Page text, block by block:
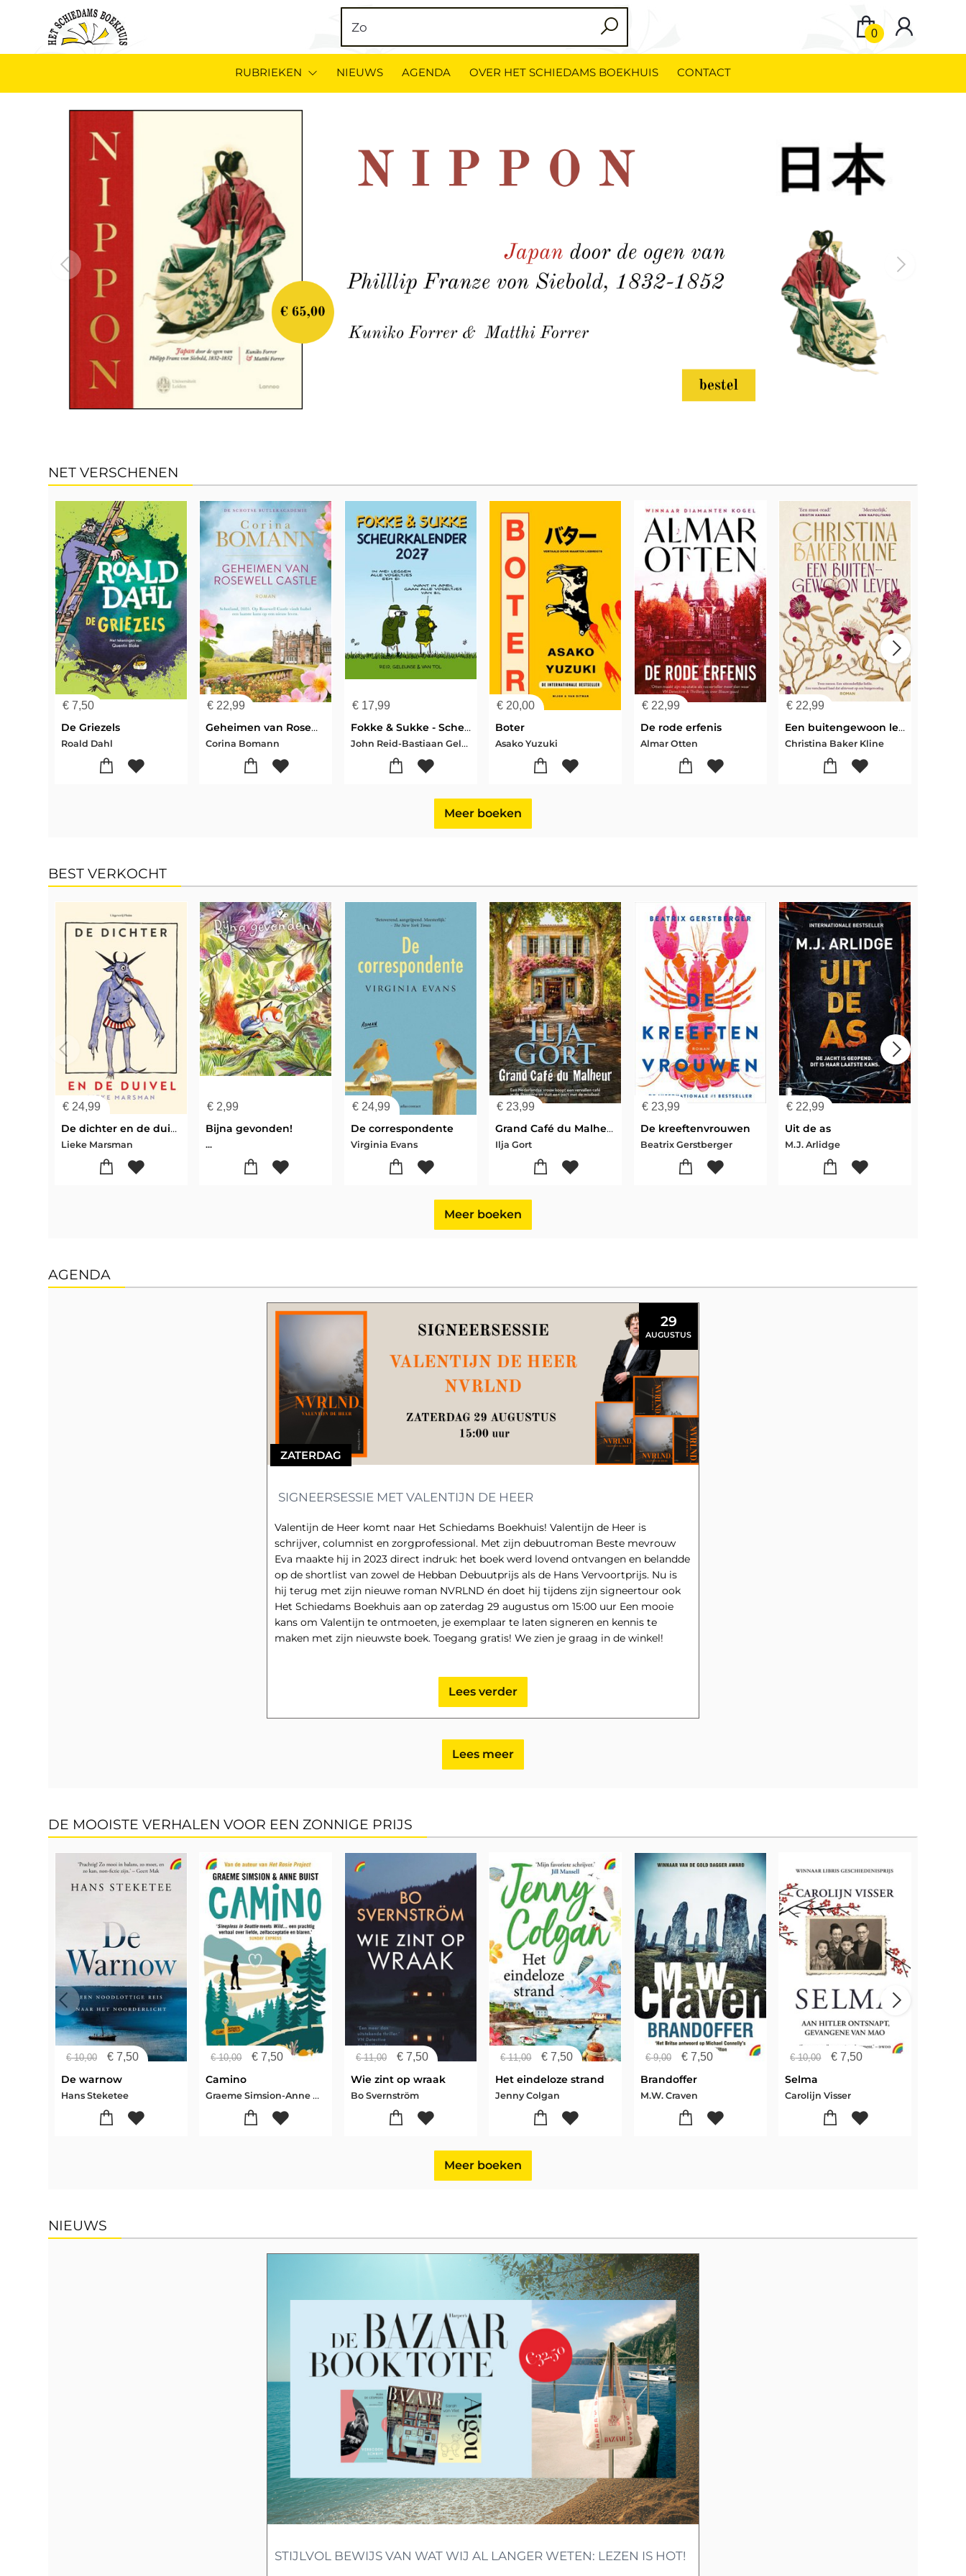
0
RUBRIEKEN NIEUWS AGENDA OVER HET SCHIEDAMS BOEKHUIS CONTACT
NET VERSCHENEN
€7,50
De Griezels
Roald Dahl
€ 22,99
Geheimen van Rosewell Castle
Corina Bomann
€17,99
Fokke & Sukke - Scheurkalender 2027
John Reid-Bastiaan Geleijnse-Jean-Marc van Tol
€ 20,00
Boter
Asako Yuzuki
€22,99
De rode erfenis
Almar Otten
€ 22,99
Een buitengewoon leven
Christina Baker Kline
Meer boeken
BEST VERKOCHT
€24,99
De dichter en de duivel
Lieke Marsman
€ 2,99
Bijna gevonden!
...
€24,99
De correspondente
Virginia Evans
€ 23,99
Grand Café du Malheur
Ilja Gort
€23,99
De kreeftenvrouwen
Beatrix Gerstberger
€ 22,99
Uit de as
M.J. Arlidge
Meer boeken
AGENDA
29
AUGUSTUS
ZATERDAG
SIGNEERSESSIE MET VALENTIJN DE HEER
Valentijn de Heer komt naar Het Schiedams Boekhuis! Valentijn de Heer is
schrijver, columnist en zorgprofessional. Met zijn debuutroman Beste mevrouw
Eva maakte hij in 2023 direct indruk: het boek werd lovend ontvangen en belandde
op de shortlist van zowel de Hebban Debuutprijs als de Hans Vervoortprijs. Nu is
hij terug met zijn nieuwe roman NVRLND én doet hij tijdens zijn signeertour ook
Het Schiedams Boekhuis aan op zaterdag 29 augustus om 15:00 uur Een mooie
kans om Valentijn te ontmoeten, je exemplaar te laten signeren en kennis te
maken met zijn nieuwste boek. Toegang gratis! We zien je graag in de winkel!
Lees verder
Lees meer
DE MOOISTE VERHALEN VOOR EEN ZONNIGE PRIJS
€10,00 €7,50
De warnow
Hans Steketee
€10,00 € 7,50
Camino
Graeme Simsion-Anne Buist
€11,00 €7,50
Wie zint op wraak
Bo Svernström
€11,00 € 7,50
Het eindeloze strand
Jenny Colgan
€9,00 €7,50
Brandoffer
M.W. Craven
€10,00 € 7,50
Selma
Carolijn Visser
Meer boeken
NIEUWS
STIJLVOL BEWIJS VAN WAT WIJ AL LANGER WETEN: LEZEN IS HOT!